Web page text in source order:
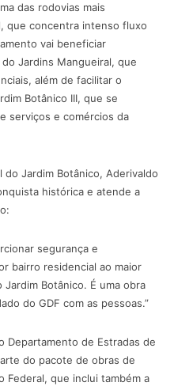
das rodovias mais
que concentra intenso fluxo
vai beneficiar
Jardins Mangueiral, que
além de facilitar o
Botânico III, que se
serviços e comércios da
Jardim Botânico, Aderivaldo
histórica e atende a
segurança e
bairro residencial ao maior
Botânico. É uma obra
do GDF com as pessoas.”
Departamento de Estradas de
do pacote de obras de
Federal, que inclui também a